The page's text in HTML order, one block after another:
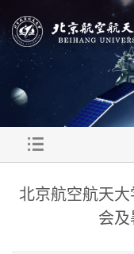
北京航空航天
会及